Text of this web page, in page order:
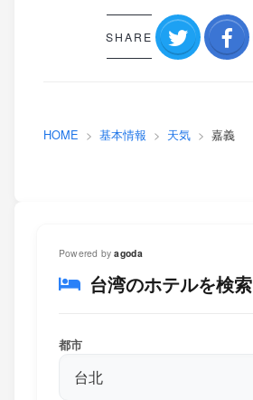
SHARE
HOME 基本情報 天気 嘉義
Powered byagoda
台湾のホテルを検索
都市